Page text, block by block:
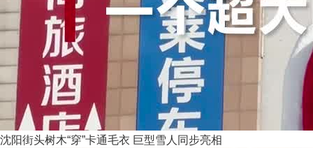
沈阳街头树木“穿”卡通毛衣 巨型雪人同步亮相